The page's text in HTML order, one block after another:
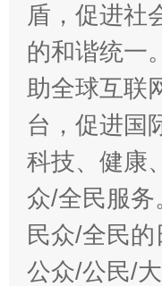
盾，促进社
的和谐统一
助全球互联
台，促进国
科技、健康
众/全民服
民众/全民
公众/公民/